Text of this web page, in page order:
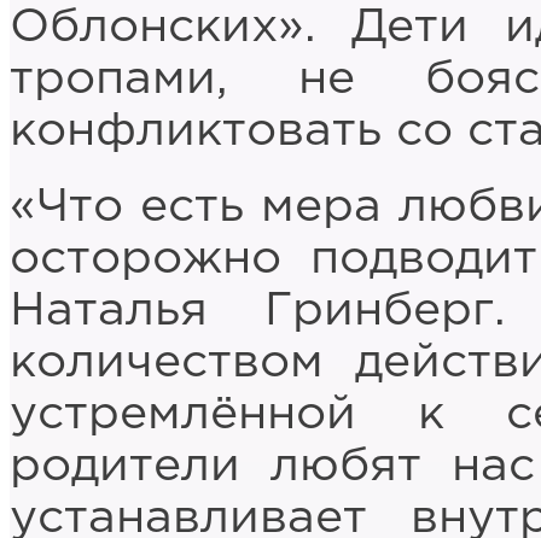
Облонских». Дети
тропами, не
конфликтовать со
«Что есть мера
осторожно
Наталья
количеством
устремлённой к
родители любят
устанавливает